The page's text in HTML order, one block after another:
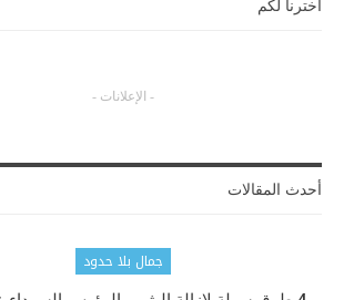
اخترنا لكم
- الإعلانات -
أحدث المقالات
جمال بلا حدود